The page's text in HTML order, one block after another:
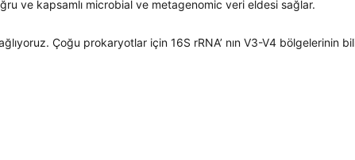
ve kapsamlı microbial ve metagenomic veri eldesi sağlar.
Çoğu prokaryotlar için 16S rRNA’ nın V3-V4 bölgelerinin